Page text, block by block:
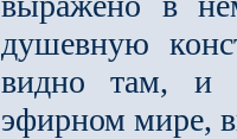
душевную
видно там, и
эфирном мире,